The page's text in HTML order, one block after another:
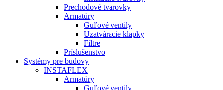
Prechodové tvarovky
Armatúry
Guľové ventily
Uzatváracie klapky
Filtre
Príslušenstvo
Systémy pre budovy
INSTAFLEX
Armatúry
Guľové ventily